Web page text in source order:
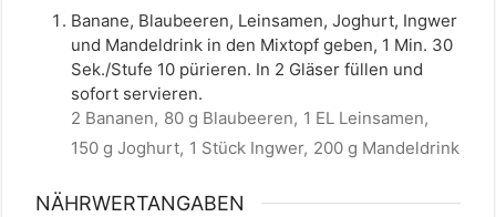
Banane, Blaubeeren, Leinsamen, Joghurt, Ingwer
und Mandeldrink in den Mixtopf geben, 1 Min. 30
Sek./Stufe 10 pürieren. In 2 Gläser füllen und
sofort servieren.
2 Bananen, 80 g Blaubeeren, 1 EL Leinsamen,
150 g Joghurt, 1 Stück Ingwer, 200 g Mandeldrink
NÄHRWERTANGABEN